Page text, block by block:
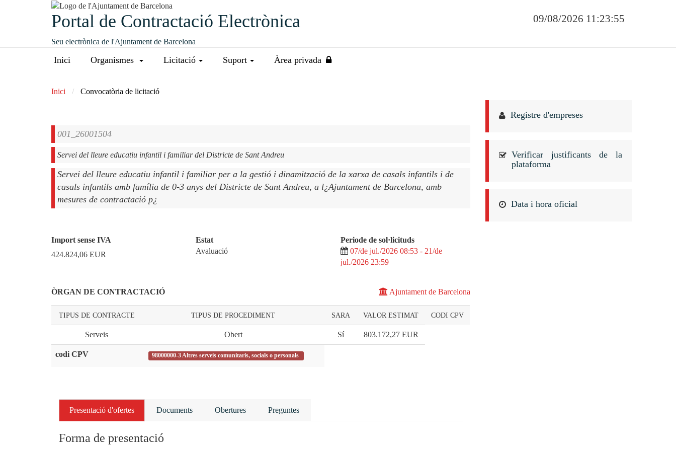
09/08/2026 11:23:55
Portal de Contractació Electrònica
Seu electrònica de l'Ajuntament de Barcelona
Inici Organismes Licitació Suport Àrea privada
Inici Convocatòria de licitació
001_26001504
Servei del lleure educatiu infantil i familiar del Districte de Sant Andreu
Servei del lleure educatiu infantil i familiar per a la gestió i dinamització de la xarxa de casals infantils i de
casals infantils amb família de 0-3 anys del Districte de Sant Andreu, a l¿Ajuntament de Barcelona, amb
mesures de contractació p¿
Import sense IVA
424.824,06 EUR
Estat
Avaluació
Periode de sol·licituds
07/de jul./2026 08:53 - 21/de
jul./2026 23:59
ÒRGAN DE CONTRACTACIÓ Ajuntament de Barcelona
TIPUS DE CONTRACTE TIPUS DE PROCEDIMENT SARA VALOR ESTIMAT CODI CPV
Serveis Obert Sí 803.172,27 EUR
codi CPV 98000000-3 Altres serveis comunitaris, socials o personals
Presentació d'ofertes Documents Obertures Preguntes
Forma de presentació
Registre d'empreses
Verificar justificants de la
plataforma
Data i hora oficial